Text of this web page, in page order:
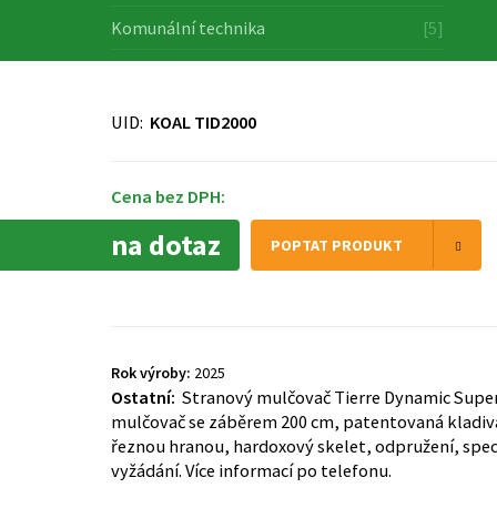
Komunální technika
[5]
UID: KOAL TID2000
Cena bez DPH:
na dotaz POPTAT PRODUKT
Rok výroby: 2025
Ostatní: Stranový mulčovač Tierre Dynamic
mulčovač se záběrem 200 cm, patentovaná
řeznou hranou, hardoxový skelet, odpružení,
vyžádání. Více informací po telefonu.